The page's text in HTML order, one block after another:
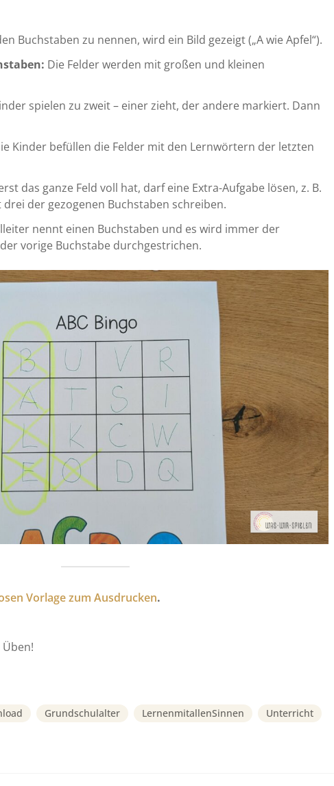
Buchstaben zu nennen, wird ein Bild gezeigt („A wie Apfel“).
Die Felder werden mit großen und kleinen
spielen zu zweit – einer zieht, der andere markiert. Dann
Kinder befüllen die Felder mit den Lernwörtern der letzten
das ganze Feld voll hat, darf eine Extra-Aufgabe lösen, z. B.
der gezogenen Buchstaben schreiben.
nennt einen Buchstaben und es wird immer der
vorige Buchstabe durchgestrichen.
Vorlage zum Ausdrucken.
Grundschulalter LernenmitallenSinnen
Unterricht